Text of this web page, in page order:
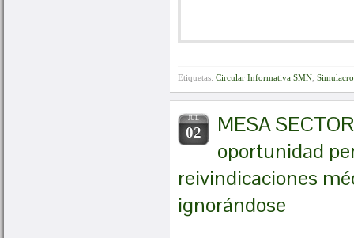
Etiquetas: Circular Informativa SMN
JUL
02
MESA
oportunidad
reivindicaciones
ignorándose